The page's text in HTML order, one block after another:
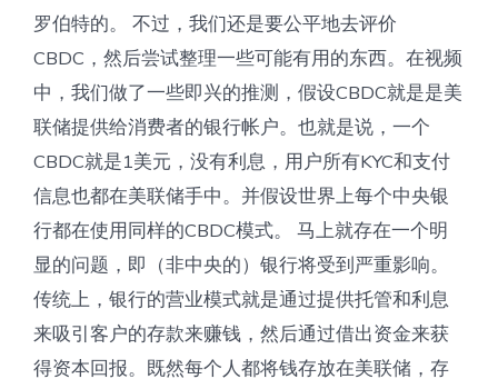
罗伯特的。 不过，我们还是要公平地去评价
CBDC，然后尝试整理一些可能有用的东西。在视频
中，我们做了一些即兴的推测，假设CBDC就是是美
联储提供给消费者的银行帐户。也就是说，一个
CBDC就是1美元，没有利息，用户所有KYC和支付
信息也都在美联储手中。并假设世界上每个中央银
行都在使用同样的CBDC模式。 马上就存在一个明
显的问题，即（非中央的）银行将受到严重影响。
传统上，银行的营业模式就是通过提供托管和利息
来吸引客户的存款来赚钱，然后通过借出资金来获
得资本回报。既然每个人都将钱存放在美联储，存